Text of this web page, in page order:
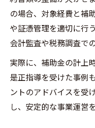
の場合、対象経費と補
や証憑管理を適切に行
会計監査や税務調査で
実際に、補助金の計上
是正指導を受けた事例
ントのアドバイスを受
し、安定的な事業運営